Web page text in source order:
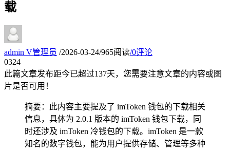
载
admin V管理员 /2026-03-24/965阅读/0评论
0324
此篇文章发布距今已超过137天，您需要注意文章的内容或图
片是否可用！
摘要：此内容主要提及了 imToken 钱包的下载相关
信息，具体为 2.0.1 版本的 imToken 钱包下载，同
时还涉及 imToken 冷钱包的下载。imToken 是一款
知名的数字钱包，能为用户提供存储、管理等多种